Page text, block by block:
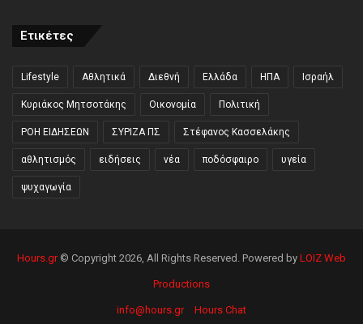
Ετικέτες
Lifestyle Αθλητικά Διεθνή Ελλάδα ΗΠΑ Ισραήλ
Κυριάκος Μητσοτάκης Οικονομία Πολιτική
ΡΟΗ ΕΙΔΗΣΕΩΝ ΣΥΡΙΖΑ ΠΣ Στέφανος Κασσελάκης
αθλητισμός ειδήσεις νέα ποδόσφαιρο υγεία
ψυχαγωγία
Hours.gr© Copyright 2026, All Rights Reserved. Powered by LOIZ Web
Productions
info@hours.gr Hours Chat